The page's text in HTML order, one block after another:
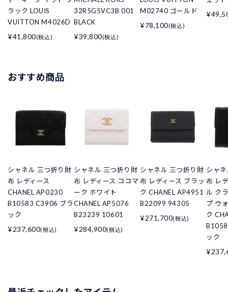
ラック LOUIS
VUITTON M4026D
¥41,800(税込)
32R5G5VC3B 001
BLACK
¥39,800(税込)
M02740 ゴールド
¥78,100(税込)
おすすめ商品
シャネル 三つ折り財
布 レディース
CHANEL AP0230
B10583 C3906 ブラ
ック
¥237,600(税込)
シャネル 三つ折り財
布 レディース ココマ
ーク ホワイト
CHANEL AP5076
B23239 10601
¥284,900(税込)
シャネル 三つ折り財
布 レディース ブラッ
ク CHANEL AP4951
B22099 94305
¥271,700(税込)
シャ
布 レ
ル ク
プ ウ
ク
ック